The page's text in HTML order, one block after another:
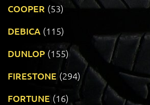
COOPER (53)
DEBICA (115)
DUNLOP (155)
FIRESTONE (294)
FORTUNE (16)